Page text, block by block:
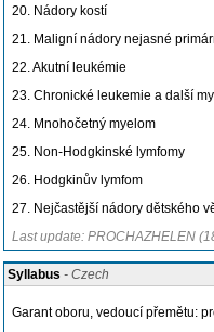
20. Nádory kostí
21. Maligní nádory nejasné
22. Akutní leukémie
23. Chronické leukemie a další
24. Mnohočetný myelom
25. Non-Hodgkinské lymfomy
26. Hodgkinův lymfom
27. Nejčastější nádory dětského
Last update: PROCHAZHELEN
Syllabus - Czech
Garant oboru, vedoucí přemětu: